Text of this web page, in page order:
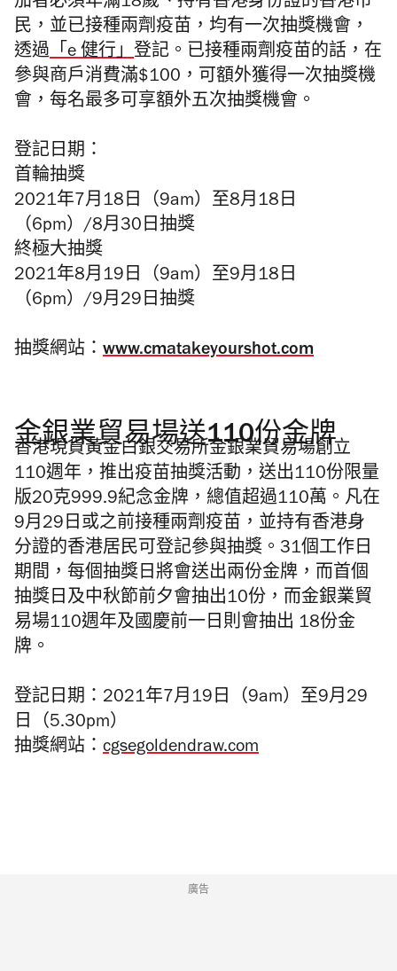
民，並已接種兩劑疫苗，均有一次抽獎機會，
透過「e 健行」登記。已接種兩劑疫苗的話，在
參與商戶消費滿$100，可額外獲得一次抽獎機
會，每名最多可享額外五次抽獎機會。
登記日期：
首輪抽獎
2021年7月18日（9am）至8月18日
（6pm）/8月30日抽獎
終極大抽獎
2021年8月19日
（9am）至9月18日
（6pm）/9月29日抽獎
抽獎網站： www.cmatakeyourshot.com
金銀業貿易場送110份金牌
香港現貨黃金白銀交易所金銀業貿易場創立
110週年，推出疫苗抽獎活動，送出110份限量
版20克999.9紀念金牌，總值超過110萬。凡在
9月29日或之前接種兩劑疫苗，並持有香港身
分證的香港居民可登記參與抽獎。31個工作日
期間，每個抽獎日將會送出兩份金牌，而首個
抽獎日及中秋節前夕會抽出10份，而金銀業貿
易場110週年及國慶前一日則會抽出 18份金
牌。
登記日期：2021年7月19日（9am）至9月29
日（5.30pm）
抽獎網站： cgsegoldendraw.com
廣告